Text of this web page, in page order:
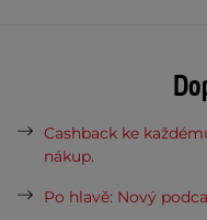
Cashback ke
nákup.
Po hlavě: Nový